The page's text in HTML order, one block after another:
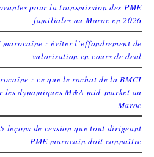
pour la transmission des PME
familiales au Maroc en 2026
marocaine : éviter l’effondrement de
valorisation en cours de deal
: ce que le rachat de la BMCI
les dynamiques M&A mid-market au
Maroc
leçons de cession que tout dirigeant
PME marocain doit connaître